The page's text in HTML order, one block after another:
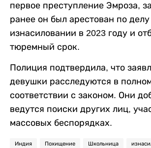
первое преступление Эмроза,
ранее он был арестован по делу
изнасиловании в 2023 году и
тюремный срок.
Полиция подтвердила, что
девушки расследуются в
соответствии с законом. Они
ведутся поиски других лиц,
массовых беспорядках.
Индия Похищение Школьница